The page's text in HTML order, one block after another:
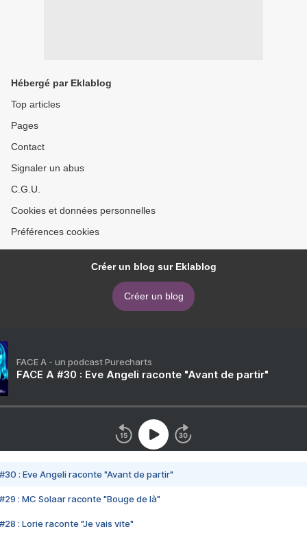
Hébergé par Eklablog
Top articles
Pages
Contact
Signaler un abus
C.G.U.
Cookies et données personnelles
Préférences cookies
Créer un blog sur Eklablog
Créer un blog
FACE A - un podcast Purecharts
FACE A #30 : Eve Angeli raconte "Avant de partir"
#30 : Eve Angeli raconte "Avant de partir"
#29 : MC Solaar raconte "Bouge de là"
#28 : Lorie raconte "Je vais vite"